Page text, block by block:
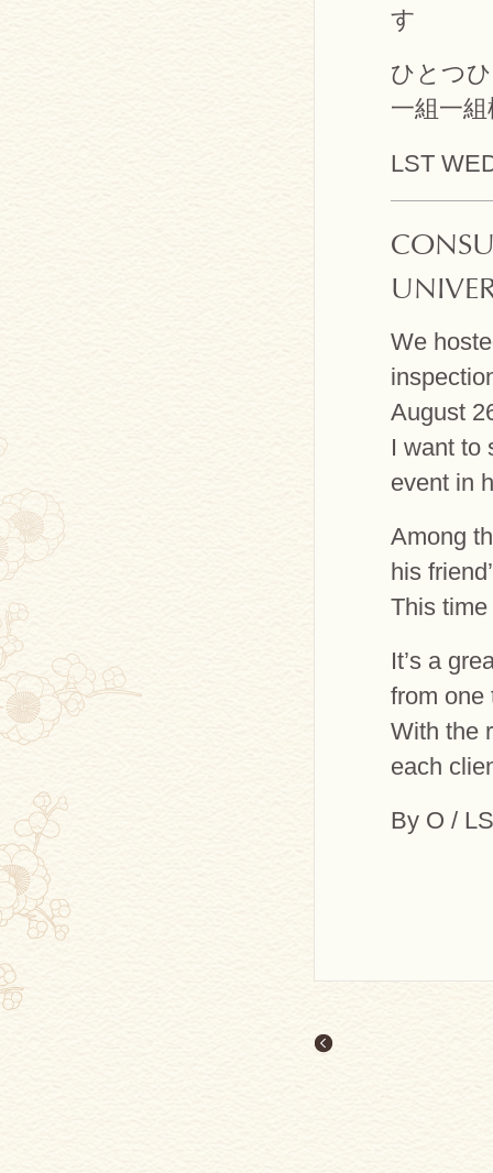
す
ひとつ
一組一
LST
We
August
I want to
event in
Among
his
This
It’s a
from one
With the
each
By O /